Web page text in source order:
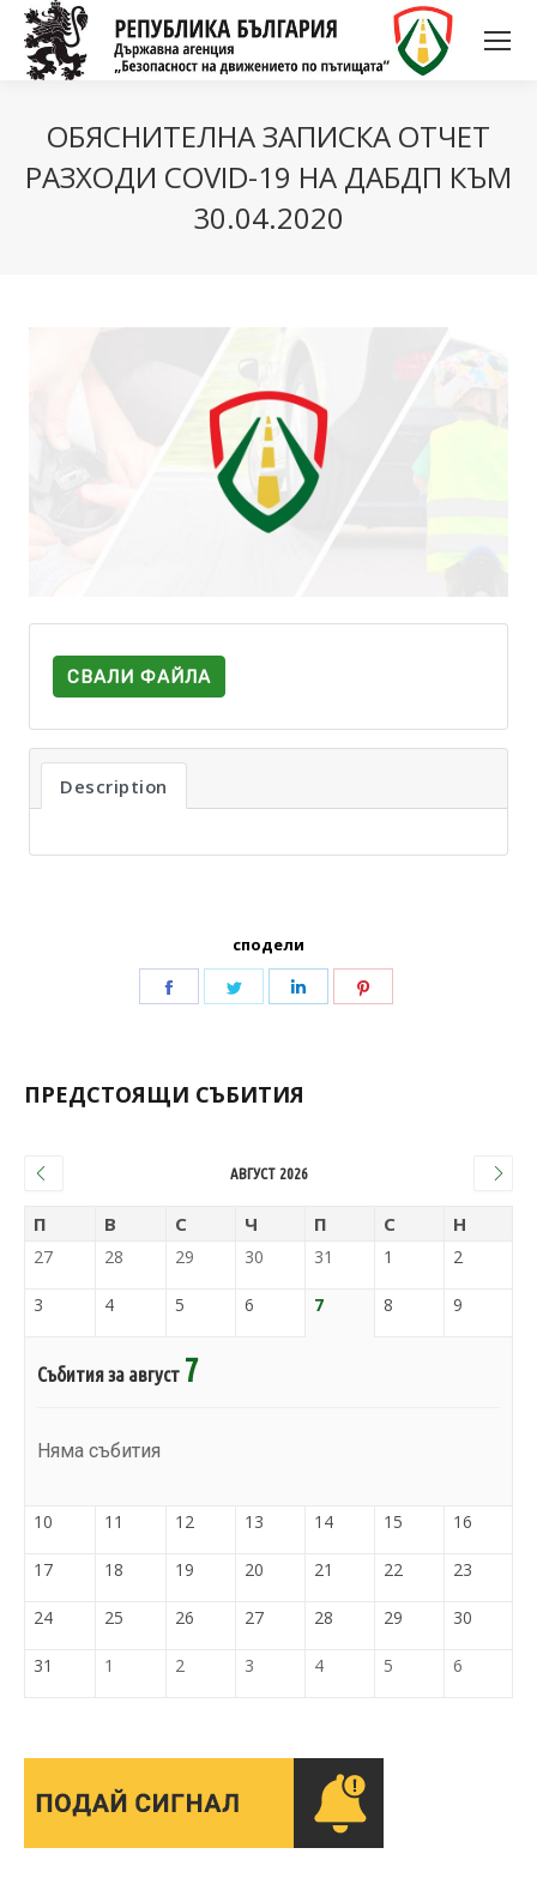
ОБЯСНИТЕЛНА ЗАПИСКА ОТЧЕТ
РАЗХОДИ COVID-19 НА ДАБДП КЪМ
30.04.2020
СВАЛИ ФАЙЛА
Description
сподели
ПРЕДСТОЯЩИ СЪБИТИЯ
АВГУСТ 2026
П В С Ч П С Н
27 28 29 30 31 1 2
3 4 5 6 7 8 9
Събития за август 7
Няма събития
10 11 12 13 14 15 16
17 18 19 20 21 22 23
24 25 26 27 28 29 30
31 1 2 3 4 5 6